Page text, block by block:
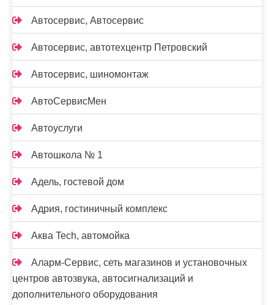
Автосервис, Автосервис
Автосервис, автотехцентр Петровский
Автосервис, шиномонтаж
АвтоСервисМен
Автоуслуги
Автошкола № 1
Адель, гостевой дом
Адрия, гостиничный комплекс
Аква Tech, автомойка
Аларм-Сервис, сеть магазинов и установочных
центров автозвука, автосигнализаций и
дополнительного оборудования